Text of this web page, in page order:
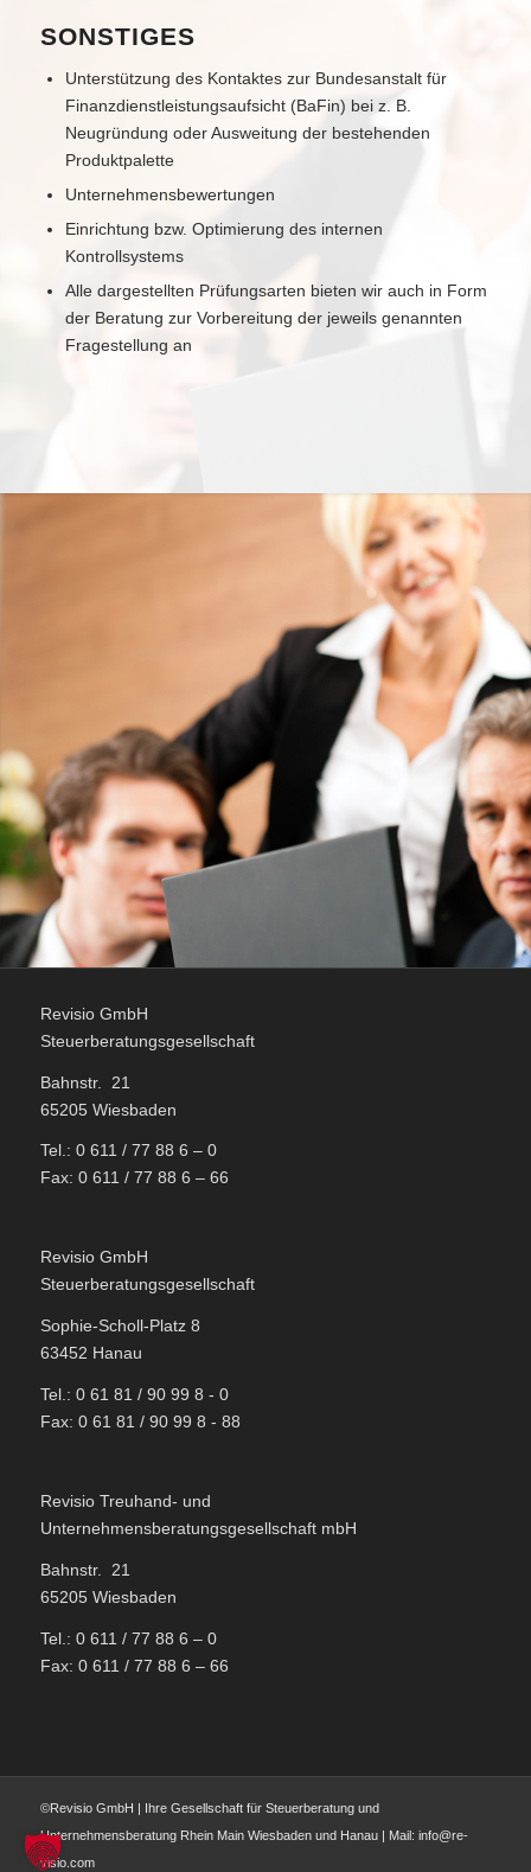
SONSTIGES
Unterstützung des Kontaktes zur Bundesanstalt für
Finanzdienstleistungsaufsicht (BaFin) bei z. B.
Neugründung oder Ausweitung der bestehenden
Produktpalette
Unternehmensbewertungen
Einrichtung bzw. Optimierung des internen
Kontrollsystems
Alle dargestellten Prüfungsarten bieten wir auch in Form
der Beratung zur Vorbereitung der jeweils genannten
Fragestellung an
Revisio GmbH
Steuerberatungsgesellschaft
Bahnstr. 21
65205 Wiesbaden
Tel.: 0 611 / 77 88 6 – 0
Fax: 0 611 / 77 88 6 – 66
Revisio GmbH
Steuerberatungsgesellschaft
Sophie-Scholl-Platz 8
63452 Hanau
Tel.: 0 61 81 / 90 99 8 - 0
Fax: 0 61 81 / 90 99 8 - 88
Revisio Treuhand- und
Unternehmensberatungsgesellschaft mbH
Bahnstr. 21
65205 Wiesbaden
Tel.: 0 611 / 77 88 6 – 0
Fax: 0 611 / 77 88 6 – 66
©Revisio GmbH | Ihre Gesellschaft für Steuerberatung und
Unternehmensberatung Rhein Main Wiesbaden und Hanau | Mail: info@re-
visio.com